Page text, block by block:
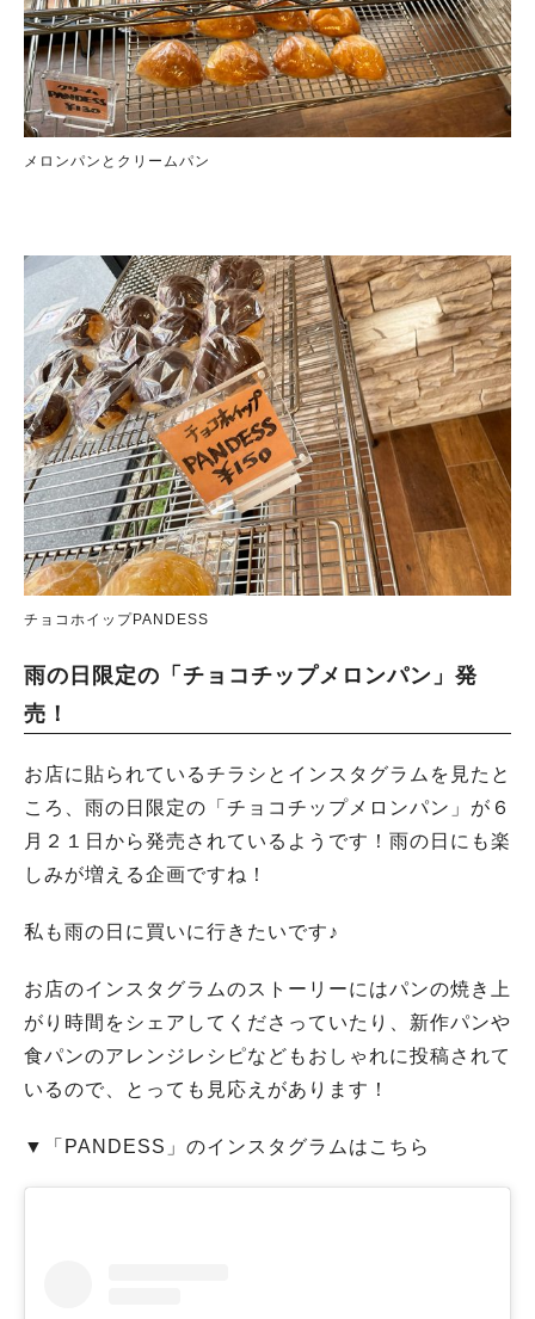
メロンパンとクリームパン
チョコホイップPANDESS
雨の日限定の「チョコチップメロンパン」発
売！
お店に貼られているチラシとインスタグラムを見たと
ころ、雨の日限定の「チョコチップメロンパン」が６
月２１日から発売されているようです！雨の日にも楽
しみが増える企画ですね！
私も雨の日に買いに行きたいです♪
お店のインスタグラムのストーリーにはパンの焼き上
がり時間をシェアしてくださっていたり、新作パンや
食パンのアレンジレシピなどもおしゃれに投稿されて
いるので、とっても見応えがあります！
▼「PANDESS」のインスタグラムはこちら